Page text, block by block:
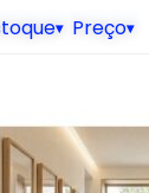
▾ Preço▾